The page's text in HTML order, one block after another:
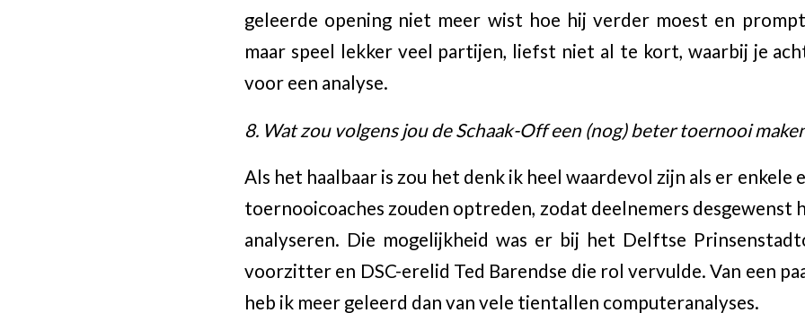
geleerde opening niet meer wist hoe hij verder moest en
maar speel lekker veel partijen, liefst niet al te kort, waarbij je
voor een analyse.
8. Wat zou volgens jou de Schaak-Off een (nog) beter toernooi
Als het haalbaar is zou het denk ik heel waardevol zijn als er enkele
toernooicoaches zouden optreden, zodat deelnemers desgewenst
analyseren. Die mogelijkheid was er bij het Delftse
voorzitter en DSC-erelid Ted Barendse die rol vervulde. Van een
heb ik meer geleerd dan van vele tientallen computeranalyses.